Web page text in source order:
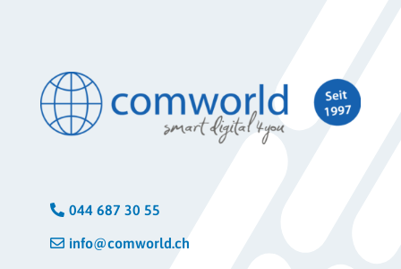
044 687 30 55
info@comworld.ch